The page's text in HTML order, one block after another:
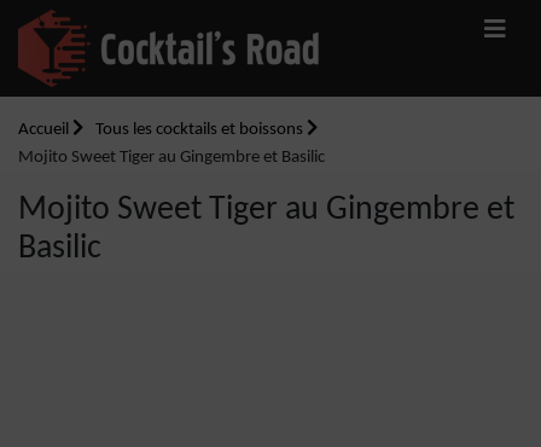
Accueil
Tous les cocktails et boissons
Mojito Sweet Tiger au Gingembre et Basilic
Mojito Sweet Tiger au Gingembre et
Basilic